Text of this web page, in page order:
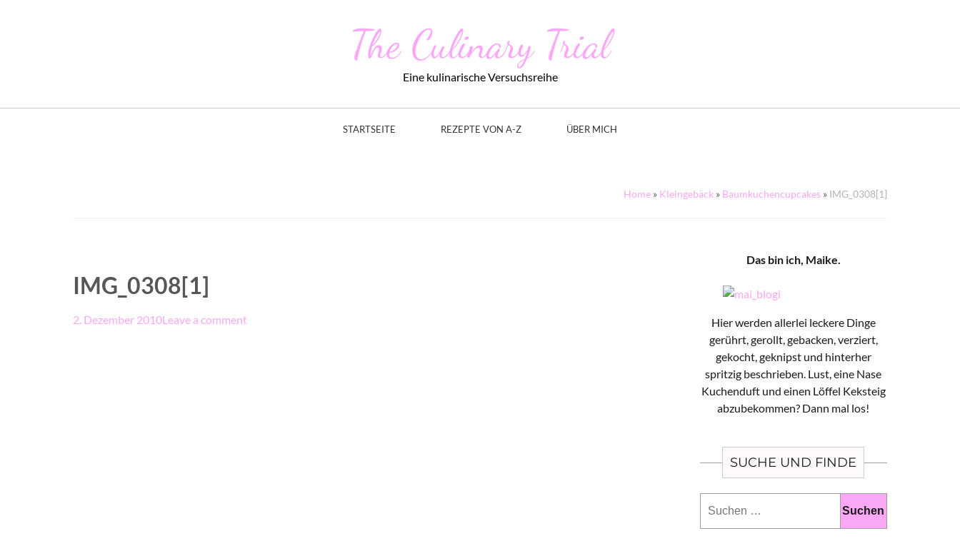
The Culinary Trial
Eine kulinarische Versuchsreihe
STARTSEITE REZEPTE VON A-Z ÜBER MICH
Home » Kleingebäck » Baumkuchencupcakes » IMG_0308[1]
IMG_0308[1]
2. Dezember 2010Leave a comment
Das bin ich, Maike.
Hier werden allerlei leckere Dinge
gerührt, gerollt, gebacken, verziert,
gekocht, geknipst und hinterher
spritzig beschrieben. Lust, eine Nase
Kuchenduft und einen Löffel Keksteig
abzubekommen? Dann mal los!
SUCHE UND FINDE
nach: